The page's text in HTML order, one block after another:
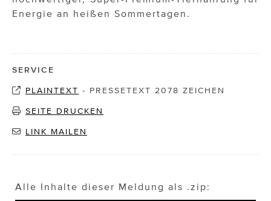
Energie an heißen Sommertagen.
SERVICE
PLAINTEXT - PRESSETEXT 2078 ZEICHEN
SEITE DRUCKEN
LINK MAILEN
Alle Inhalte dieser Meldung als .zip: